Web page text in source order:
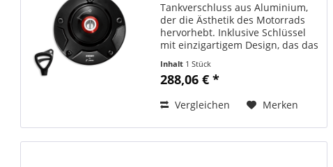
Tankverschluss aus Aluminium,
der die Ästhetik des Motorrads
hervorhebt. Inklusive Schlüssel
mit einzigartigem Design, das das
Schlüssel ist mit einem
Handhabungsschutzsystem
Inhalt 1 Stück
288,06 € *
Vergleichen Merken